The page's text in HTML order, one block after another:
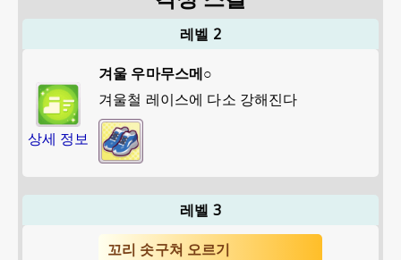
레벨 2
상세 정보
겨울 우마무스메○
겨울철 레이스에 다소 강해진다
레벨 3
꼬리 솟구쳐 오르기